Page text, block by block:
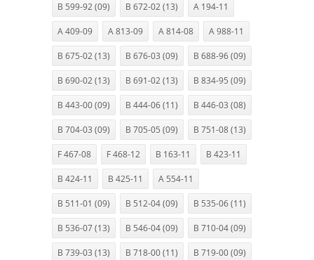
B 599-92 (09) B 672-02 (13) A 194-11
A 409-09 A 813-09 A 814-08 A 988-11
B 675-02 (13) B 676-03 (09) B 688-96 (09)
B 690-02 (13) B 691-02 (13) B 834-95 (09)
B 443-00 (09) B 444-06 (11) B 446-03 (08)
B 704-03 (09) B 705-05 (09) B 751-08 (13)
F 467-08 F 468-12 B 163-11 B 423-11
B 424-11 B 425-11 A 554-11
B 511-01 (09) B 512-04 (09) B 535-06 (11)
B 536-07 (13) B 546-04 (09) B 710-04 (09)
B 739-03 (13) B 718-00 (11) B 719-00 (09)